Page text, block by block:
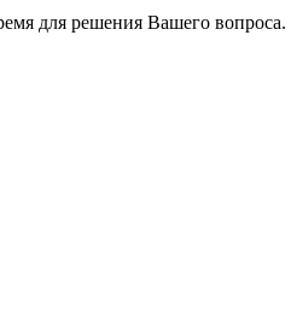
для решения Вашего вопроса.